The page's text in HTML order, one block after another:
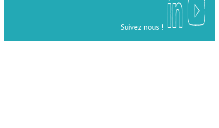
Suivez nous !